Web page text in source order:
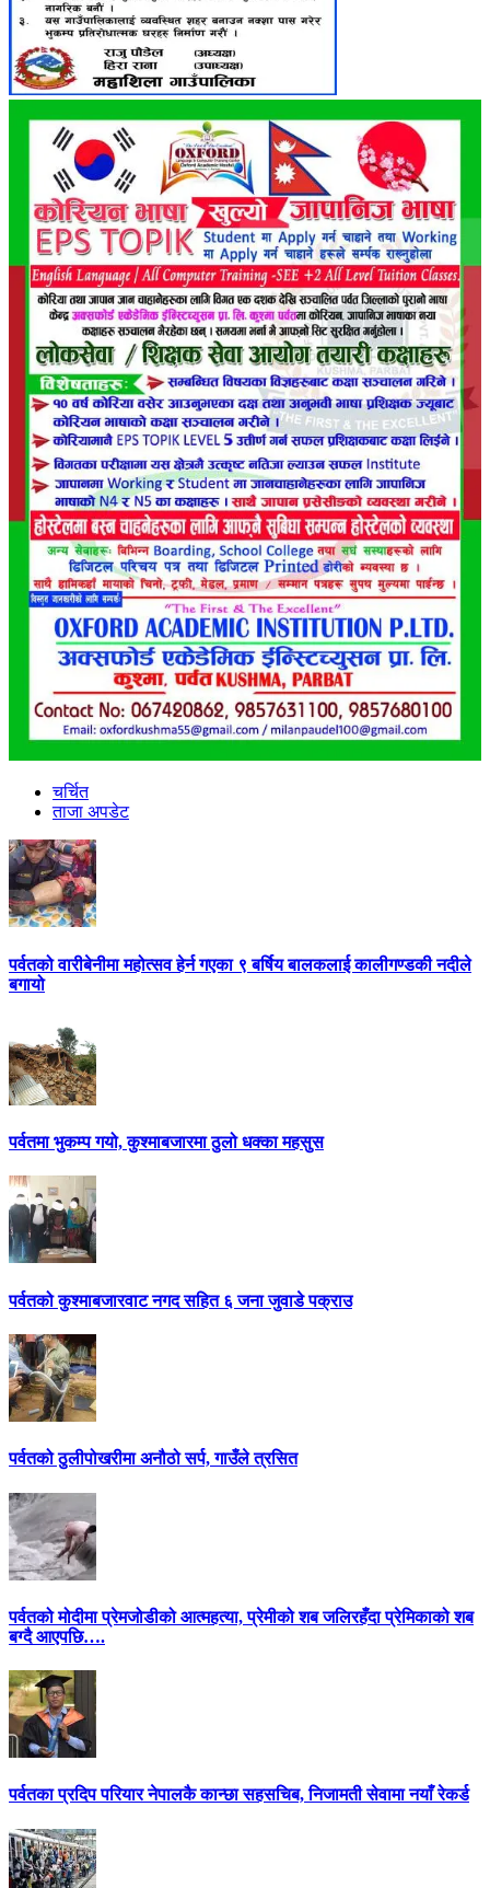
चर्चित
ताजा अपडेट
पर्वतको वारीबेनीमा महोत्सव हेर्न गएका ९ बर्षिय बालकलाई कालीगण्डकी नदीले
बगायो
पर्वतमा भुकम्प गयो, कुश्माबजारमा ठुलो धक्का महसुस
पर्वतको कुश्माबजारवाट नगद सहित ६ जना जुवाडे पक्राउ
पर्वतको ठुलीपोखरीमा अनौठो सर्प, गाउँले त्रसित
पर्वतको मोदीमा प्रेमजोडीको आत्महत्या, प्रेमीको शब जलिरहँदा प्रेमिकाको शब
बग्दै आएपछि….
पर्वतका प्रदिप परियार नेपालकै कान्छा सहसचिब, निजामती सेवामा नयाँ रेकर्ड